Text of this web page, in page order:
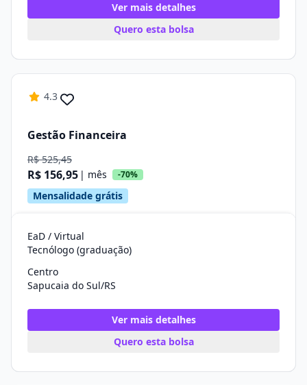
Ver mais detalhes
Quero esta bolsa
4.3
Gestão Financeira
R$ 525,45
R$ 156,95 | mês -70%
Mensalidade grátis
EaD / Virtual
Tecnólogo (graduação)
Centro
Sapucaia do Sul/RS
Ver mais detalhes
Quero esta bolsa